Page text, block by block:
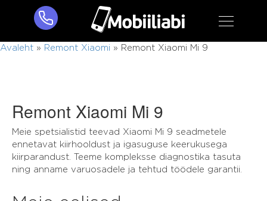
Avaleht » Remont Xiaomi » Remont Xiaomi Mi 9
Remont Xiaomi Mi 9
Meie spetsialistid teevad Xiaomi Mi 9 seadmetele
ennetavat kiirhooldust ja igasuguse keerukusega
kiirparandust. Teeme kompleksse diagnostika tasuta
ning anname varuosadele ja tehtud töödele garantii.